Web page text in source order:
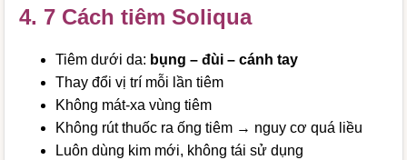
4. 7 Cách tiêm Soliqua
Tiêm dưới da: bụng – đùi – cánh tay
Thay đổi vị trí mỗi lần tiêm
Không mát-xa vùng tiêm
Không rút thuốc ra ống tiêm → nguy cơ quá liều
Luôn dùng kim mới, không tái sử dụng